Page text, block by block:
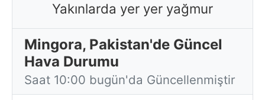
Yakınlarda yer yer yağmur
Mingora, Pakistan'de Güncel
Hava Durumu
Saat 10:00 bugün'da Güncellenmiştir